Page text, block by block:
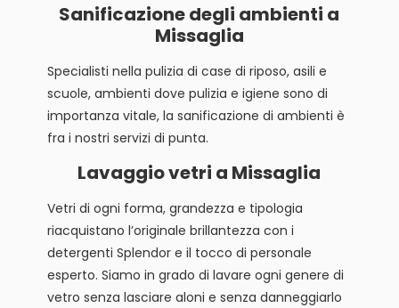
Sanificazione degli ambienti a
Missaglia
Specialisti nella pulizia di case di riposo, asili e
scuole, ambienti dove pulizia e igiene sono di
importanza vitale, la sanificazione di ambienti è
fra i nostri servizi di punta.
Lavaggio vetri a Missaglia
Vetri di ogni forma, grandezza e tipologia
riacquistano l’originale brillantezza con i
detergenti Splendor e il tocco di personale
esperto. Siamo in grado di lavare ogni genere di
vetro senza lasciare aloni e senza danneggiarlo